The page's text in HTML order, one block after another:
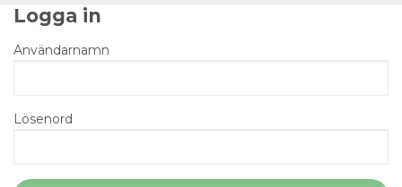
Logga in
Användarnamn
Lösenord